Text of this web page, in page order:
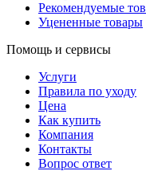
Рекомендуемые
Уцененные товары
Помощь и сервисы
Услуги
Правила по уходу
Цена
Как купить
Компания
Контакты
Вопрос ответ